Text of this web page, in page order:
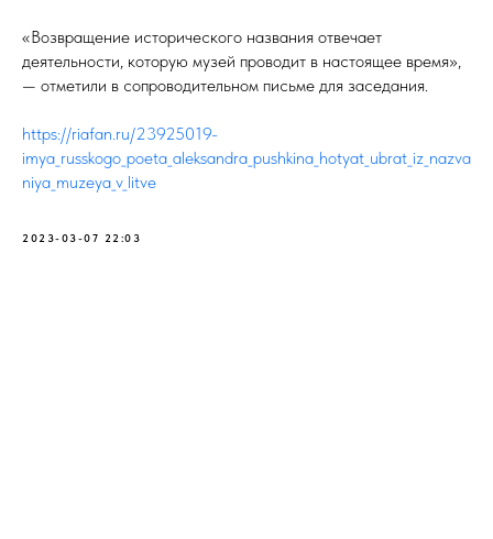
«Возвращение исторического названия отвечает
деятельности, которую музей проводит в настоящее время»,
— отметили в сопроводительном письме для заседания.
https://riafan.ru/23925019-
imya_russkogo_poeta_aleksandra_pushkina_hotyat_ubrat_iz_nazva
niya_muzeya_v_litve
2023-03-07 22:03